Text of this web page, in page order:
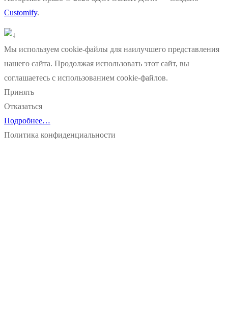
Customify.
Мы используем cookie-файлы для наилучшего представления
нашего сайта. Продолжая использовать этот сайт, вы
соглашаетесь с использованием cookie-файлов.
Принять
Отказаться
Подробнее…
Политика конфиденциальности